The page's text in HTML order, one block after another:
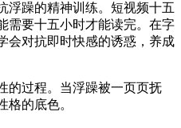
浮躁的精神训练。短视频十五
需要十五小时才能读完。在字
会对抗即时快感的诱惑，养成
的过程。当浮躁被一页页抚
格的底色。